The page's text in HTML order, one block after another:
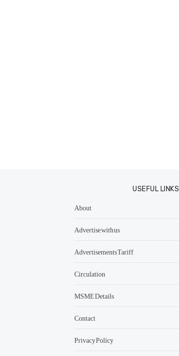
USEFUL LINKS
About
Advertise with us
Advertisements Tariff
Circulation
MSME Details
Contact
Privacy Policy